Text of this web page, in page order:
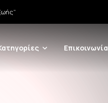
Επικοινωνία